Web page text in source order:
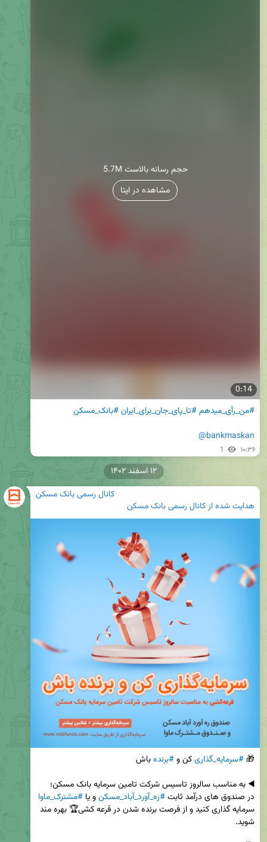
0:14
5.7M حجم رسانه بالاست
مشاهده در ایتا
#من_رأی_میدهم#تا_پای_جان_برای_ایران#بانک_مسکن
@bankmaskan
1 ۱۰:۳۶
کانال رسمی بانک مسکن
هدایت شده ازکانال رسمی بانک مسکن
🎁 #سرمایه_گذاری کن و #برنده
در صندوق های درآمد ثابت #ره_آورد_آباد_مسکن و یا #مشترک_ماوا
۱۲ اسفند ۱۴۰۲